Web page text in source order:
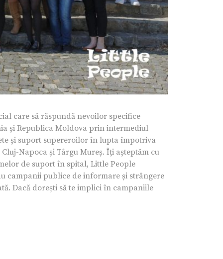
care să răspundă nevoilor specifice
și Republica Moldova prin intermediul
și suport supereroilor în lupta împotriva
Napoca și Târgu Mureș. Îți așteptăm cu
de suport în spital, Little People
campanii publice de informare și strângere
Dacă dorești să te implici în campaniile